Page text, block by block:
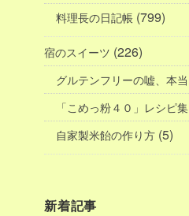
料理長の日記帳 (799)
宿のスイーツ (226)
グルテンフリーの嘘、本当
「こめっ粉４０」レシピ集
自家製米飴の作り方 (5)
新着記事